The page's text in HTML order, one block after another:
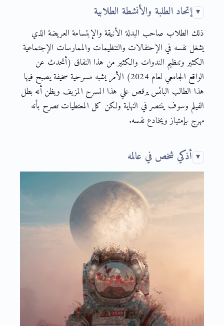
إتحاد الطلبة والأنشطة الطلابية
ذلك الطلاب صاحب البدلة الأنيقة والإبتسامة العريضة الذي
يشغل نفسه في الإحتفالات والتنظيمات والممارسات الإجتماعية
الكثير وتنظيم الندوات والكثير من هذا النفاق (أتحدث عن
الواقع الجامعي لعام 2024) الأمر يشبه مسرحية سخيفة يصبح فيها
هذا الطالب البائس يرقص علي هذا المسرح المزيف ويظن أنه بطل
الفيلم وسوف ينتصر في النهاية ولكن كل المعتطيات تصرح بأنه
مهرج بإمتياز ويخادع نفسه.
أذكي شخص في عالمه